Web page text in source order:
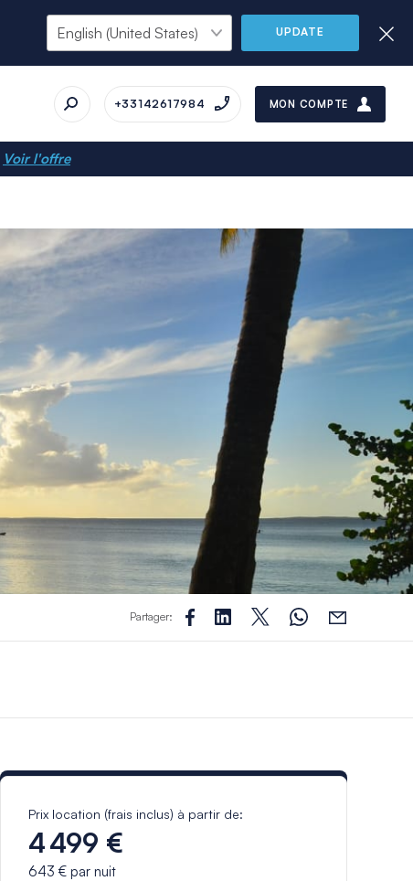
UPDATE
+33142617984 MON COMPTE
Voir l'offre
Partager:
Prix location (frais inclus) à partir de:
4 499 €
643 € par nuit